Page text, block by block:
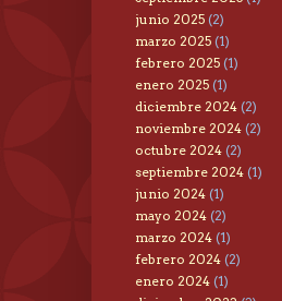
junio 2025 (2)
marzo 2025 (1)
febrero 2025 (1)
enero 2025 (1)
diciembre 2024 (2)
noviembre 2024 (2)
octubre 2024 (2)
septiembre 2024 (1)
junio 2024 (1)
mayo 2024 (2)
marzo 2024 (1)
febrero 2024 (2)
enero 2024 (1)